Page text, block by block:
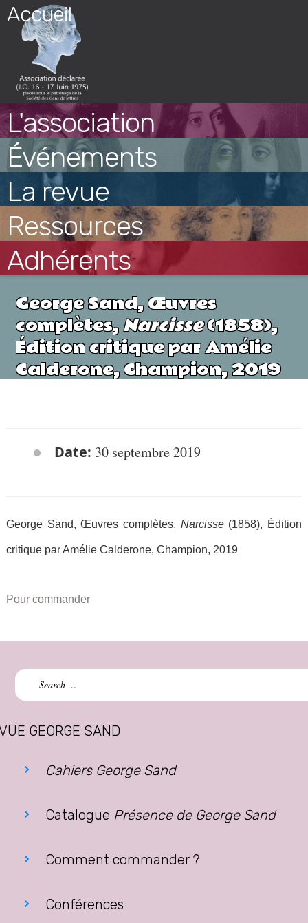
Skip
content
Accueil
L'association
Événements
La revue
Ressources
Adhérents
George Sand, Œuvres
complètes,Narcisse(1858),
Édition critique par Amélie
Calderone, Champion, 2019
Date: 30 septembre 2019
George Sand, Œuvres complètes, Narcisse (1858), Édition
critique par Amélie Calderone, Champion, 2019
Pour commander
Search
for:
GEORGE SAND
Cahiers George Sand
Catalogue Présence de George Sand
Comment commander ?
Conférences